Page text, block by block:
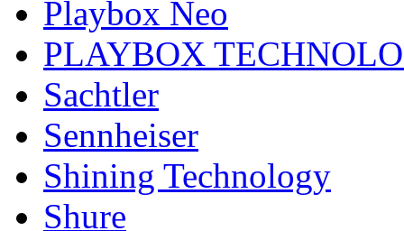
Playbox Neo
PLAYBOX
Sachtler
Sennheiser
Shining Technology
Shure